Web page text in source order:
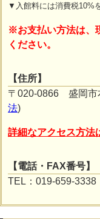
▼入館料には消費税10%
※お支払い方法は、
ください。
【住所】
〒020-0866 盛岡市
法)
詳細なアクセス方法
【電話・FAX番号】
TEL：019-659-